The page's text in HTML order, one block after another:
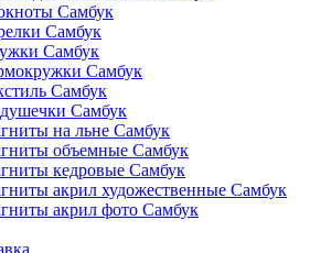
Самбук
Самбук
Самбук
Самбук
Самбук
Самбук
на льне Самбук
объемные Самбук
кедровые Самбук
акрил художественные Самбук
акрил фото Самбук